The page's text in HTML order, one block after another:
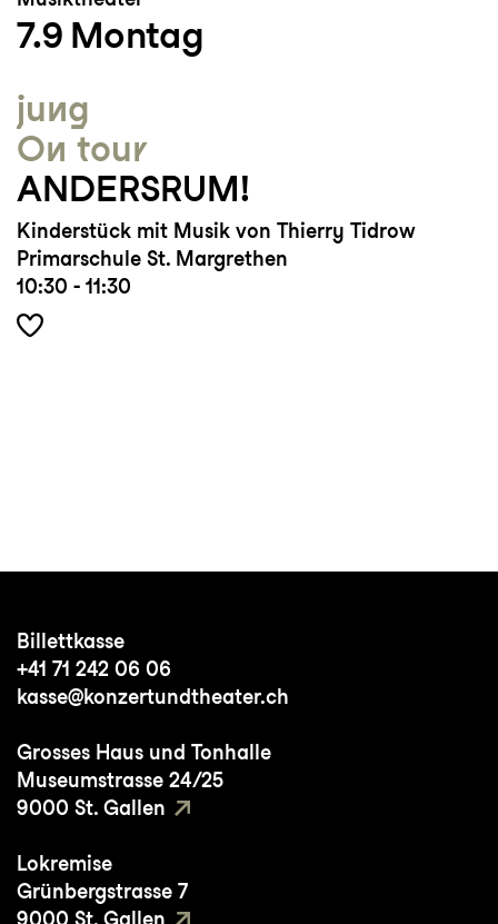
Alfred Zimmerlins
beteiligt und Ende Juli 2025 erscheint bei
Naxos eine CD mit Werken von Robert
Oboussier, auf welcher er als Solist zu
hören ist.
7.9 Montag
jung
On tour
ANDERSRUM!
Kinderstück mit Musik von Thierry Tidrow
Primarschule St. Margrethen
10:30 - 11:30
Billettkasse
+41 71 242 06 06
kasse@konzertundtheater.ch
Grosses Haus und Tonhalle
Museumstrasse 24/25
9000 St. Gallen
Lokremise
Grünbergstrasse 7